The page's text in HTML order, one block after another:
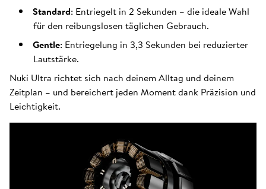
Standard: Entriegelt in 2 Sekunden – die ideale Wahl
für den reibungslosen täglichen Gebrauch.
Gentle: Entriegelung in 3,3 Sekunden bei reduzierter
Lautstärke.
Nuki Ultra richtet sich nach deinem Alltag und deinem
Zeitplan – und bereichert jeden Moment dank Präzision und
Leichtigkeit.